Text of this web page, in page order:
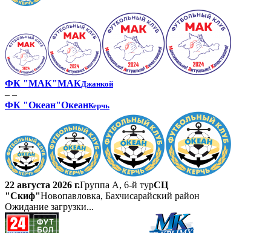
ФК "МАК"МАКДжанкой
– –
ФК "Океан"ОкеанКерчь
22 августа 2026 г.Группа А, 6-й турСЦ
"Скиф"Новопавловка, Бахчисарайский район
Ожидание загрузки...